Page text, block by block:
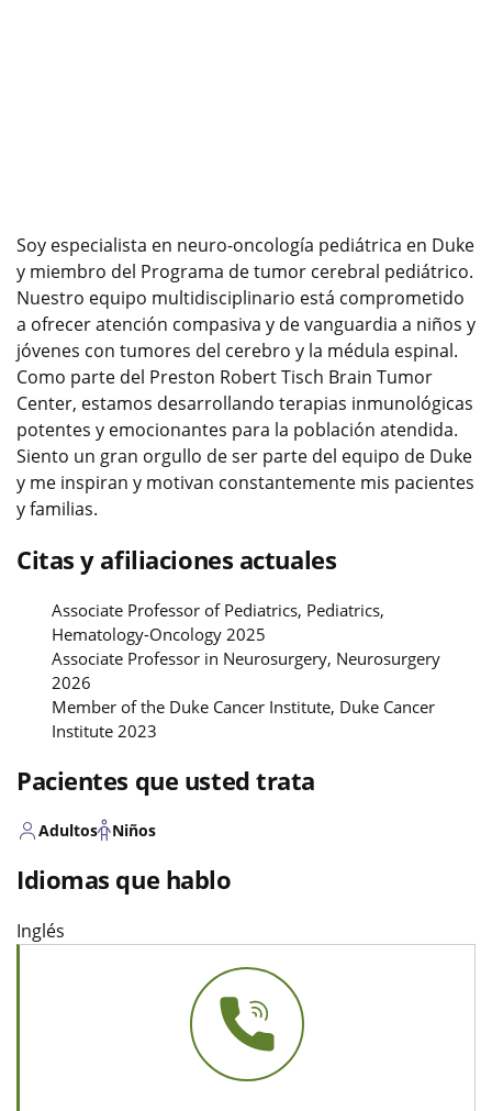
Soy especialista en neuro-oncología pediátrica en Duke
y miembro del Programa de tumor cerebral pediátrico.
Nuestro equipo multidisciplinario está comprometido
a ofrecer atención compasiva y de vanguardia a niños y
jóvenes con tumores del cerebro y la médula espinal.
Como parte del Preston Robert Tisch Brain Tumor
Center, estamos desarrollando terapias inmunológicas
potentes y emocionantes para la población atendida.
Siento un gran orgullo de ser parte del equipo de Duke
y me inspiran y motivan constantemente mis pacientes
y familias.
Citas y afiliaciones actuales
Associate Professor of Pediatrics, Pediatrics,
Hematology-Oncology 2025
Associate Professor in Neurosurgery, Neurosurgery
2026
Member of the Duke Cancer Institute, Duke Cancer
Institute 2023
Pacientes que usted trata
Adultos Niños
Idiomas que hablo
Inglés